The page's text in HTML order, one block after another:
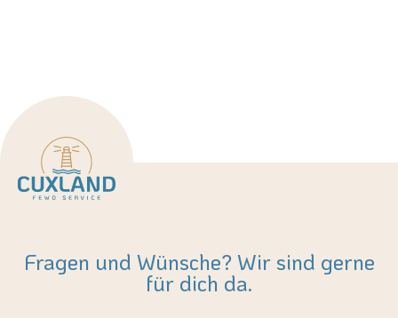
Fragen und Wünsche? Wir sind gerne
für dich da.